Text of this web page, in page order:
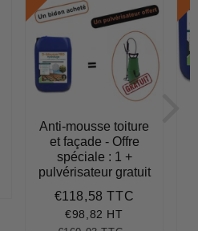
Anti-mousse toiture
et façade - Offre
spéciale : 1 +
pulvérisateur gratuit
Prix
réduit
€118,58 TTC
€98,82 HT